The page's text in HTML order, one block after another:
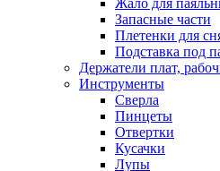
Жало для
Запасные части
Плетенки для
Подставка под
Держатели плат,
Инструменты
Сверла
Пинцеты
Отвертки
Кусачки
Лупы